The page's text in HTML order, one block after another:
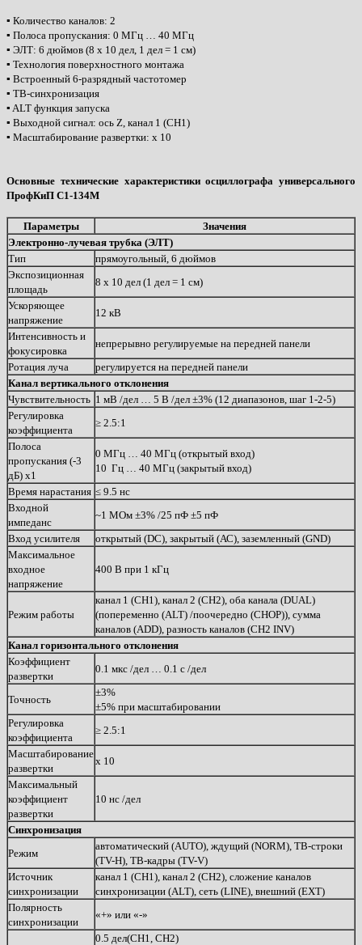
▪ Количество каналов: 2
▪ Полоса пропускания: 0 МГц … 40 МГц
▪ ЭЛТ: 6 дюймов (8 х 10 дел, 1 дел = 1 см)
▪ Технология поверхностного монтажа
▪ Встроенный 6-разрядный частотомер
▪ ТВ-синхронизация
▪ ALT функция запуска
▪ Выходной сигнал: ось Z, канал 1 (CH1)
▪ Масштабирование развертки: х 10
Основные технические характеристики осциллографа универсального
ПрофКиП С1-134М
Параметры
Значения
Электронно-лучевая трубка (ЭЛТ)
Тип
прямоугольный, 6 дюймов
Экспозиционная
площадь
8 х 10 дел (1 дел = 1 см)
Ускоряющее
напряжение
12 кВ
Интенсивность и
фокусировка
непрерывно регулируемые на передней панели
Ротация луча
регулируется на передней панели
Канал вертикального отклонения
Чувствительность 1 мВ /дел … 5 В /дел ±3% (12 диапазонов, шаг 1-2-5)
Регулировка
коэффициента
≥ 2.5:1
Полоса
пропускания (-3
дБ) х1
0 МГц … 40 МГц (открытый вход)
10 Гц … 40 МГц (закрытый вход)
Время нарастания ≤ 9.5 нс
Входной
импеданс
~1 МОм ±3% /25 пФ ±5 пФ
Вход усилителя
открытый (DC), закрытый (АС), заземленный (GND)
Максимальное
входное
напряжение
400 В при 1 кГц
Режим работы
канал 1 (CH1), канал 2 (CH2), оба канала (DUAL)
(попеременно (ALT) /поочередно (CHOP)), сумма
каналов (ADD), разность каналов (CH2 INV)
Канал горизонтального отклонения
Коэффициент
развертки
0.1 мкс /дел … 0.1 с /дел
Точность
±3%
±5% при масштабировании
Регулировка
коэффициента
≥ 2.5:1
Масштабирование
развертки
х 10
Максимальный
коэффициент
развертки
10 нс /дел
Синхронизация
Режим
автоматический (AUTO), ждущий (NORM), ТВ-строки
(TV-H), ТВ-кадры (TV-V)
Источник
синхронизации
канал 1 (CH1), канал 2 (CH2), сложение каналов
синхронизации (ALT), сеть (LINE), внешний (EXT)
Полярность
синхронизации
«+» или «-»
0.5 дел(CH1, CH2)